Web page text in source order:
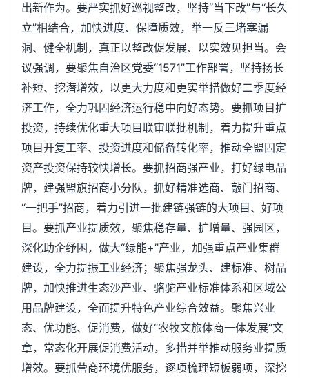
出新作为。要严实抓好巡视整改，坚持“当下改”与“长久
立”相结合，加快进度、保障质效，举一反三堵塞漏
洞、健全机制，真正以整改促发展、以实效见担当。会
议强调，要聚焦自治区党委“1571”工作部署，坚持扬长
补短、挖潜增效，以更大力度和更实举措做好二季度经
济工作，全力巩固经济运行稳中向好态势。要抓项目扩
投资，持续优化重大项目联审联批机制，着力提升重点
项目开复工率、投资进度和储备转化率，推动全盟固定
资产投资保持较快增长。要抓招商强产业，打好绿电品
牌，建强盟旗招商小分队，抓好精准选商、敲门招商、
“一把手”招商，着力引进一批建链强链的大项目、好项
目。要抓产业提质效，聚焦稳存量、扩增量、强园区，
深化助企纾困，做大“绿能+”产业，加强重点产业集群
建设，全力提振工业经济；聚焦强龙头、建标准、树品
牌，加快推进生态沙产业、骆驼产业标准体系和区域公
用品牌建设，全面提升特色产业综合效益。聚焦兴业
态、优功能、促消费，做好“农牧文旅体商一体发展”文
章，常态化开展促消费活动，多措并举推动服务业提质
增效。要抓营商环境优服务，逐项梳理短板弱项，深挖